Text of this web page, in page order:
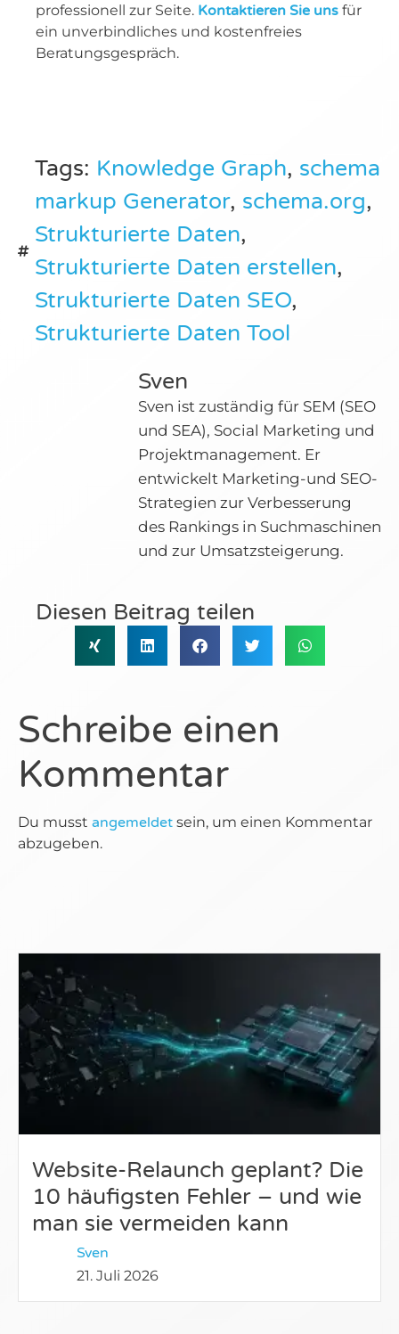
professionell zur Seite. Kontaktieren Sie uns für
ein unverbindliches und kostenfreies
Beratungsgespräch.
Tags: Knowledge Graph, schema
markup Generator, schema.org,
Strukturierte Daten,
Strukturierte Daten erstellen,
Strukturierte Daten SEO,
Strukturierte Daten Tool
Sven
Sven ist zuständig für SEM (SEO
und SEA), Social Marketing und
Projektmanagement. Er
entwickelt Marketing-und SEO-
Strategien zur Verbesserung
des Rankings in Suchmaschinen
und zur Umsatzsteigerung.
Diesen Beitrag teilen
Schreibe einen
Kommentar
Du musst angemeldet sein, um einen Kommentar
abzugeben.
Website-Relaunch geplant? Die
10 häufigsten Fehler – und wie
man sie vermeiden kann
Sven
21. Juli 2026